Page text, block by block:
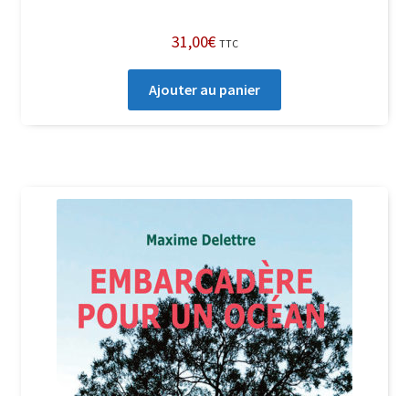
31,00€ TTC
Ajouter au panier